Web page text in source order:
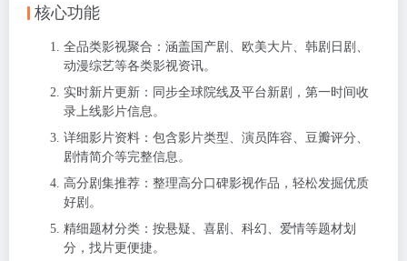
核心功能
全品类影视聚合：涵盖国产剧、欧美大片、韩剧日剧、
动漫综艺等各类影视资讯。
实时新片更新：同步全球院线及平台新剧，第一时间收
录上线影片信息。
详细影片资料：包含影片类型、演员阵容、豆瓣评分、
剧情简介等完整信息。
高分剧集推荐：整理高分口碑影视作品，轻松发掘优质
好剧。
精细题材分类：按悬疑、喜剧、科幻、爱情等题材划
分，找片更便捷。